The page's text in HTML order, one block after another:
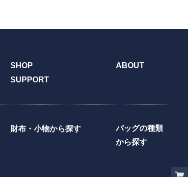
SHOP
ABOUT
SUPPORT
財布・小物から探す
バッグの種類
から探す